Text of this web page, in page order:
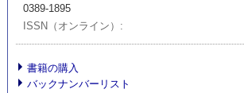
0389-1895
ISSN（オンライン）
書籍の購入
バックナンバーリスト